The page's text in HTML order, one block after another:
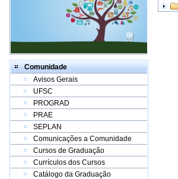
Comunidade
Avisos Gerais
UFSC
PROGRAD
PRAE
SEPLAN
Comunicações a Comunidade
Cursos de Graduação
Currículos dos Cursos
Catálogo da Graduação